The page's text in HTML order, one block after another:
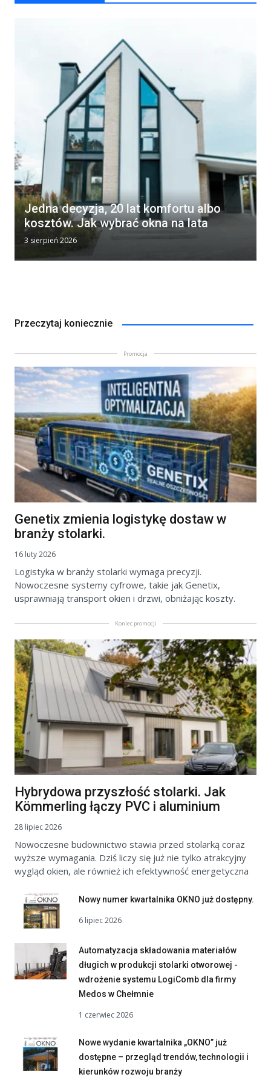
Jedna decyzja, 20 lat komfortu albo
kosztów. Jak wybrać okna na lata
3 sierpień 2026
Przeczytaj koniecznie
Promocja
Genetix zmienia logistykę dostaw w
branży stolarki.
16 luty 2026
Logistyka w branży stolarki wymaga precyzji.
Nowoczesne systemy cyfrowe, takie jak Genetix,
usprawniają transport okien i drzwi, obniżając koszty.
Koniec promocji
Hybrydowa przyszłość stolarki. Jak
Kömmerling łączy PVC i aluminium
28 lipiec 2026
Nowoczesne budownictwo stawia przed stolarką coraz
wyższe wymagania. Dziś liczy się już nie tylko atrakcyjny
wygląd okien, ale również ich efektywność energetyczna
Nowy numer kwartalnika OKNO już dostępny.
6 lipiec 2026
Automatyzacja składowania materiałów
długich w produkcji stolarki otworowej -
wdrożenie systemu LogiComb dla firmy
Medos w Chełmnie
1 czerwiec 2026
Nowe wydanie kwartalnika „OKNO” już
dostępne – przegląd trendów, technologii i
kierunków rozwoju branży